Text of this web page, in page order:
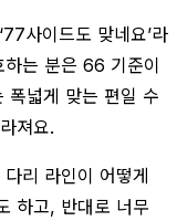
사이드도 맞네요’라
는 분은 66 기준이
폭넓게 맞는 편일 수
져요.
리 라인이 어떻게
하고, 반대로 너무